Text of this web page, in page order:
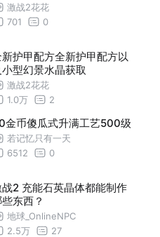
激战2花花
701
0
护甲配方全新护甲配方以
小型幻景水晶获取
激战2花花
1.0万
2
金币傻瓜式升满工艺500级
若记忆只有一天
6512
0
2 充能石英晶体都能制作
东西？
地球_OnlineNPC
2.5万
27